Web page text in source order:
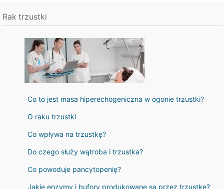
Rak trzustki
Co to jest masa hiperechogeniczna w ogonie trzustki?
O raku trzustki
Co wpływa na trzustkę?
Do czego służy wątroba i trzustka?
Co powoduje pancytopenię?
Jakie enzymy i bufory produkowane są przez trzustkę?